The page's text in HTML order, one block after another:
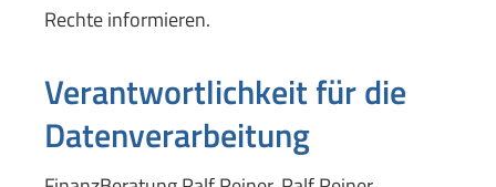
Rechte informieren.
Verantwortlichkeit für die
Datenverarbeitung